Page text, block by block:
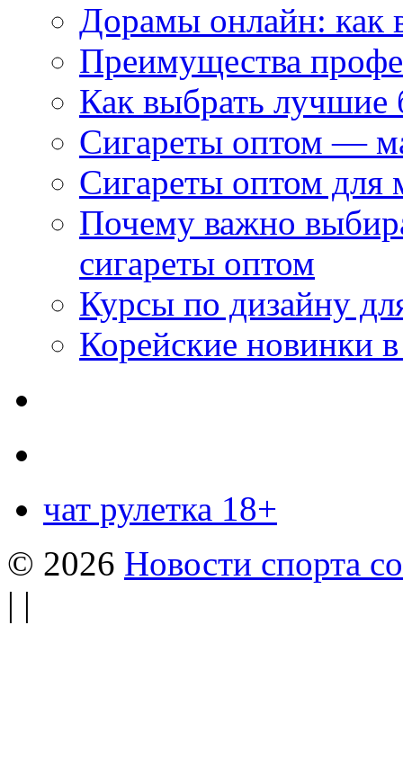
Дорамы онлайн: как
Преимущества
Как выбрать
Сигареты оптом —
Сигареты оптом для
Почему важно
сигареты оптом
Курсы по дизайну
Корейские новинки
чат рулетка 18+
© 2026 Новости спорта
| |